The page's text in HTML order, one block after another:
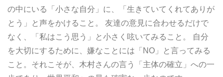
の中にいる「小さな自分」に、「生きていてくれてありが
とう」と声をかけること。 友達の意見に合わせるだけで
なく、「私はこう思う」と小さく呟いてみること。 自分
を大切にするために、嫌なことには「NO」と言ってみる
こと。それこそが、木村さんの言う「主体の確立」への一